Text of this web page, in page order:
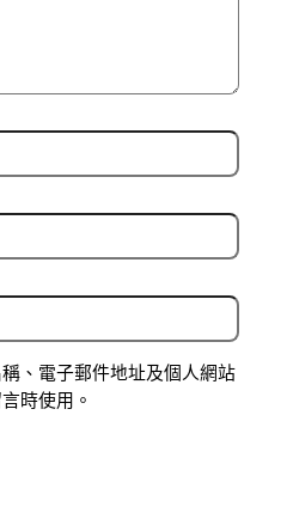
、電子郵件地址及個人網站
時使用。